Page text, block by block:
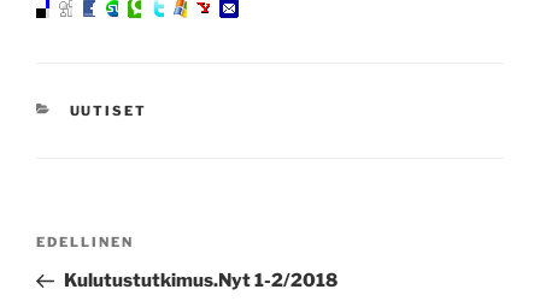
KATEGORIAT
UUTISET
Edellinen
artikkeli
EDELLINEN
Kulutustutkimus.Nyt 1-2/2018